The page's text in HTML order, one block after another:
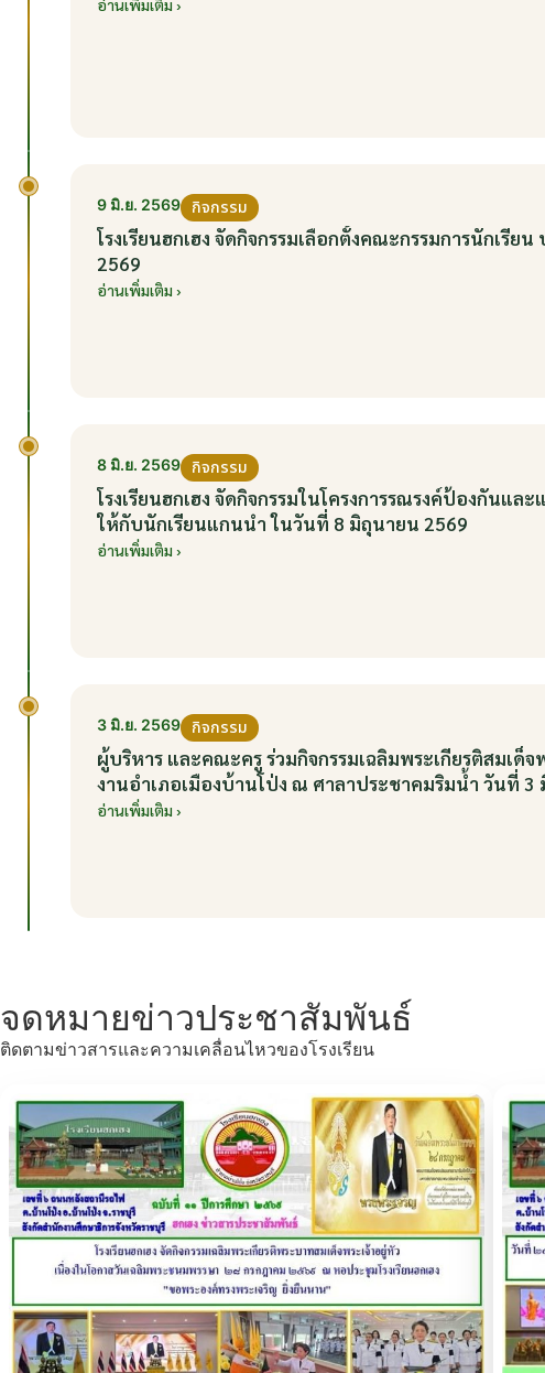
อ่านเพิ่มเติม ›
9 มิ.ย. 2569 กิจกรรม
โรงเรียนฮกเฮง จัดกิจกรรมเลือกตั้งคณะกรรมการนักเรี
2569
อ่านเพิ่มเติม ›
8 มิ.ย. 2569 กิจกรรม
โรงเรียนฮกเฮง จัดกิจกรรมในโครงการรณรงค์ป้องกันแ
ให้กับนักเรียนแกนนำ ในวันที่ 8 มิถุนายน 2569
อ่านเพิ่มเติม ›
3 มิ.ย. 2569 กิจกรรม
ผู้บริหาร และคณะครู ร่วมกิจกรรมเฉลิมพระเกียรติสมเด็
งานอำเภอเมืองบ้านโป่ง ณ ศาลาประชาคมริมน้ำ วันที่ 3
อ่านเพิ่มเติม ›
จดหมายข่าวประชาสัมพันธ์
ติดตามข่าวสารและความเคลื่อนไหวของโรงเรียน